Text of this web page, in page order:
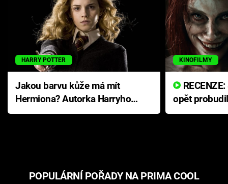
HARRY POTTER
Jakou barvu kůže má mít
Hermiona? Autorka Harryho
Pottera přišla s ráznou
KINOFILMY
opět
přichází s
POPULÁRNÍ POŘADY NA PRIMA COOL